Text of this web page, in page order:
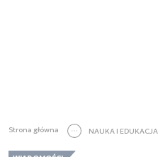
Strona główna NAUKA I EDUKACJA